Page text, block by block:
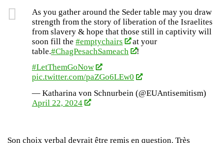
As you gather around the Seder table may you draw
strength from the story of liberation of the Israelites
from slavery & hope that those still in captivity will
soon fill the #emptychairs
at your
table.#ChagPesachSameach
!
#LetThemGoNow
pic.twitter.com/paZGo6LEw0
— Katharina von Schnurbein (@EUAntisemitism)
April 22, 2024
Son choix verbal devrait être remis en question. Très